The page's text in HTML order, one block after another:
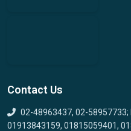
Contact Us
02-48963437, 02-58957733;
01913843159, 01815059401,